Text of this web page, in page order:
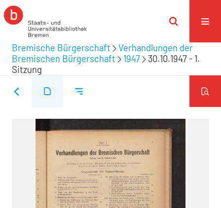
Bremische Bürgerschaft
Verhandlungen der
Bremischen Bürgerschaft
1947
30.10.1947 - 1.
Sitzung